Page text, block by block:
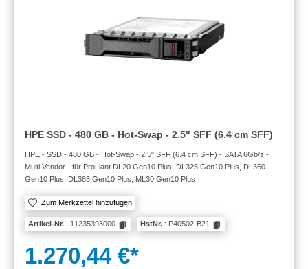
HPE SSD - 480 GB - Hot-Swap - 2.5" SFF (6.4 cm SFF)
HPE - SSD - 480 GB - Hot-Swap - 2.5" SFF (6.4 cm SFF) - SATA 6Gb/s -
Multi Vendor - für ProLiant DL20 Gen10 Plus, DL325 Gen10 Plus, DL360
Gen10 Plus, DL385 Gen10 Plus, ML30 Gen10 Plus
Zum Merkzettel hinzufügen
Artikel-Nr. : 11235393000 HstNr. : P40502-B21
1.270,44 €*